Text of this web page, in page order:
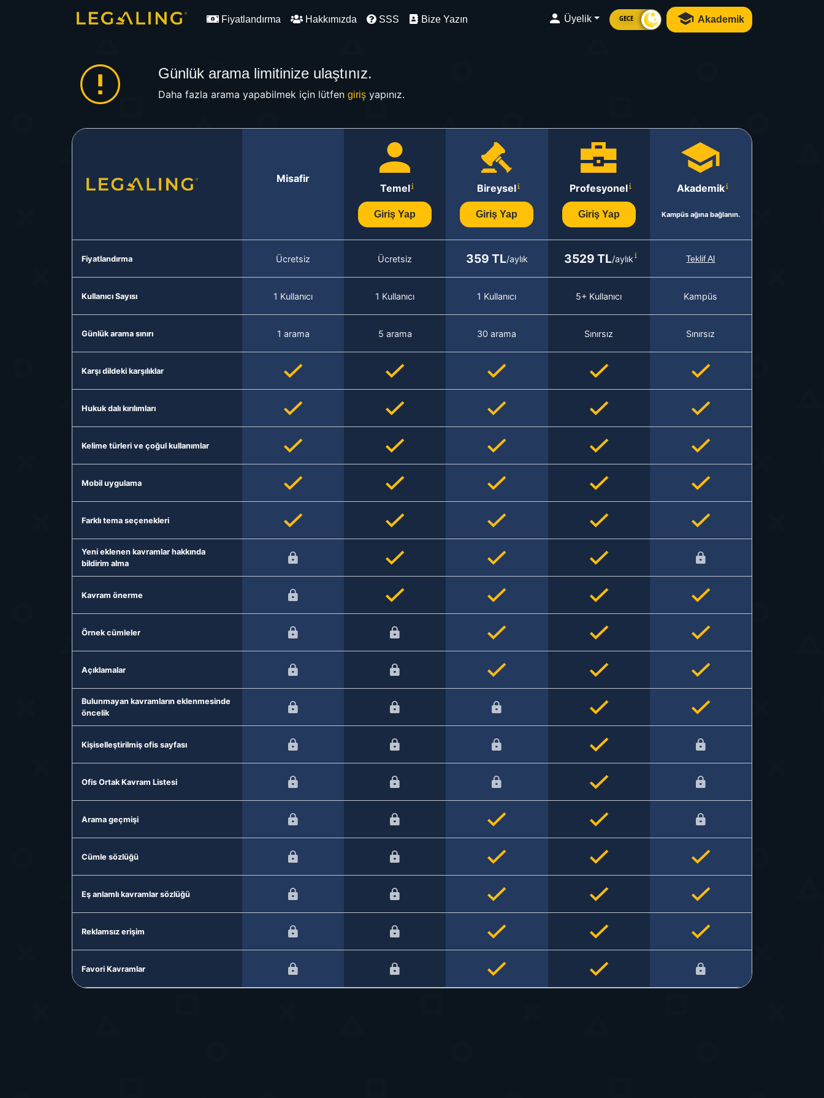
Fiyatlandırma Hakkımızda SSS Bize Yazın Üyelik GECE Akademik
Günlük arama limitinize ulaştınız.
Daha fazla arama yapabilmek için lütfen girişyapınız.
Misafir
Temel
Giriş Yap
Bireysel
Giriş Yap
Profesyonel
Giriş Yap
Akademik
Kampüs ağına bağlanın.
Fiyatlandırma Ücretsiz Ücretsiz 359 TL/aylık 3529 TL/aylık Teklif Al
Kullanıcı Sayısı 1 Kullanıcı 1 Kullanıcı 1 Kullanıcı 5+ Kullanıcı Kampüs
Günlük arama sınırı 1 arama 5 arama 30 arama Sınırsız Sınırsız
Karşı dildeki karşılıklar
Hukuk dalı kırılımları
Kelime türleri ve çoğul kullanımlar
Mobil uygulama
Farklı tema seçenekleri
Yeni eklenen kavramlar hakkında
bildirim alma
Kavram önerme
Örnek cümleler
Açıklamalar
Bulunmayan kavramların eklenmesinde
öncelik
Kişiselleştirilmiş ofis sayfası
Ofis Ortak Kavram Listesi
Arama geçmişi
Cümle sözlüğü
Eş anlamlı kavramlar sözlüğü
Reklamsız erişim
Favori Kavramlar